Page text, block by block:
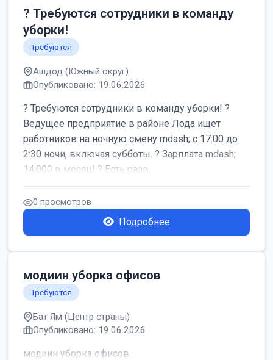
? Требуются сотрудники в команду
уборки!
Требуются
Ашдод (Южный округ)
Опубликовано: 19.06.2026
? Требуются сотрудники в команду уборки! ?
Ведущее предприятие в районе Лода ищет
работников на ночную смену mdash; с 17:00 до
2:30 ночи, включая субботы. ? Зарплата mdash;
14,000 в месяц! ? Есть разв...
0 просмотров
Подробнее
модиин уборка офисов
Требуются
Бат Ям (Центр страны)
Опубликовано: 19.06.2026
модиин уборка офисов